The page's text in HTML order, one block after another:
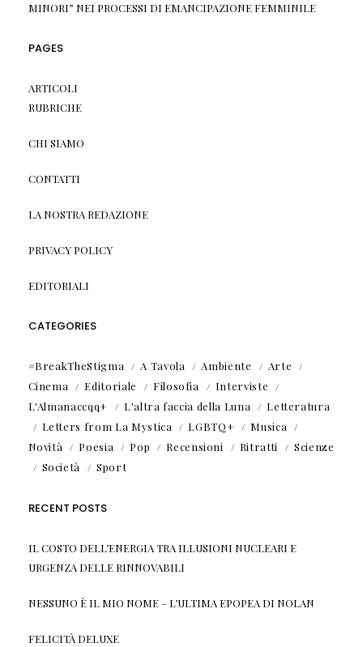
MINORI” NEI PROCESSI DI EMANCIPAZIONE FEMMINILE
PAGES
ARTICOLI
RUBRICHE
CHI SIAMO
CONTATTI
LA NOSTRA REDAZIONE
PRIVACY POLICY
EDITORIALI
CATEGORIES
#BreakTheStigma A Tavola Ambiente
Arte
Cinema
Editoriale Filosofia
Interviste
L'Almanaccqq+
L'altra faccia della Luna
Letteratura
Letters from La Mystica
LGBTQ+
Musica
Novità
Poesia Pop Recensioni Ritratti
Scienze
Società
Sport
RECENT POSTS
IL COSTO DELL’ENERGIA TRA ILLUSIONI NUCLEARI E
URGENZA DELLE RINNOVABILI
NESSUNO È IL MIO NOME – L’ULTIMA EPOPEA DI NOLAN
FELICITÀ DELUXE